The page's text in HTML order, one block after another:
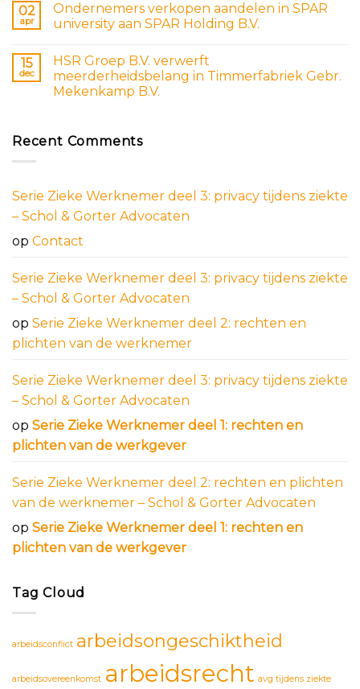
02
apr
Ondernemers verkopen aandelen in SPAR
university aan SPAR Holding B.V.
15
dec
HSR Groep B.V. verwerft
meerderheidsbelang in Timmerfabriek Gebr.
Mekenkamp B.V.
Recent Comments
Serie Zieke Werknemer deel 3: privacy tijdens ziekte
– Schol & Gorter Advocaten
op Contact
Serie Zieke Werknemer deel 3: privacy tijdens ziekte
– Schol & Gorter Advocaten
op Serie Zieke Werknemer deel 2: rechten en
plichten van de werknemer
Serie Zieke Werknemer deel 3: privacy tijdens ziekte
– Schol & Gorter Advocaten
op Serie Zieke Werknemer deel 1: rechten en
plichten van de werkgever
Serie Zieke Werknemer deel 2: rechten en plichten
van de werknemer – Schol & Gorter Advocaten
op Serie Zieke Werknemer deel 1: rechten en
plichten van de werkgever
Tag Cloud
arbeidsconflict arbeidsongeschiktheid
arbeidsovereenkomst arbeidsrecht avg tijdens ziekte